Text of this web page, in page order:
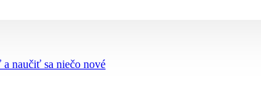
naučiť sa niečo nové